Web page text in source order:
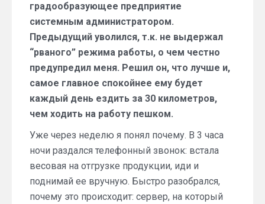
градообразующее предприятие
системным администратором.
Предыдущий уволился, т.к. не выдержал
“рваного” режима работы, о чем честно
предупредил меня. Решил он, что лучше и,
самое главное спокойнее ему будет
каждый день ездить за 30 километров,
чем ходить на работу пешком.
Уже через неделю я понял почему. В 3 часа
ночи раздался телефонный звонок: встала
весовая на отгрузке продукции, иди и
поднимай ее вручную. Быстро разобрался,
почему это происходит: сервер, на который